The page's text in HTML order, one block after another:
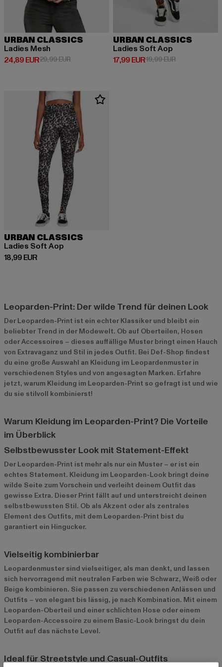
URBAN CLASSICS
Ladies Mesh
24,89 EUR
Derzeitiger Preis: 24,89 EUR
29,99 EURAktionspreis: 29,99 EUR
URBAN CLASSICS
Ladies Soft Aop
17,99 EUR
Derzeitiger Preis: 17,99 EUR
19,99 EURAktionspreis:
URBAN CLASSICS
Ladies Soft Aop
18,99 EUR
Derzeitiger Preis: 18,99 EUR
Leoparden-Print: Der wilde Trend für deinen Look
Der Leoparden-Print ist ein echter Klassiker und bleibt ein
beliebter Trend in der Modewelt. Ob auf Oberteilen, Hosen
oder Accessoires – dieses auffällige Muster bringt einen Hauch
von Extravaganz und Stil in jedes Outfit. Bei Def-Shop findest
du eine große Auswahl an Kleidung im Leopardenmuster in
verschiedenen Styles und von angesagten Marken. Erfahre
jetzt, warum Kleidung im Leoparden-Print so gefragt ist und wie
du sie stilvoll kombinierst!
Warum Kleidung im Leoparden-Print? Die Vorteile
im Überblick
Selbstbewusster Look mit Statement-Effekt
Der Leoparden-Print ist mehr als nur ein Muster – er ist ein
echtes Statement. Kleidung im Leoparden-Look bringt deine
wilde Seite zum Vorschein und verleiht deinem Outfit das
gewisse Extra. Dieser Print fällt auf und unterstreicht deinen
selbstbewussten Stil. Ob als Akzent oder als zentrales
Element des Outfits, mit dem Leoparden-Print bist du
garantiert ein Hingucker.
Vielseitig kombinierbar
Leopardenmuster sind vielseitiger, als man denkt, und lassen
sich hervorragend mit neutralen Farben wie Schwarz, Weiß oder
Beige kombinieren. Sie passen zu verschiedenen Anlässen und
Outfits – von elegant bis lässig, je nach Kombination. Mit einem
Leoparden-Oberteil und einer schlichten Hose oder einem
Leoparden-Accessoire zu einem Basic-Look bringst du dein
Outfit auf das nächste Level.
Ideal für Streetstyle und Casual-Outfits